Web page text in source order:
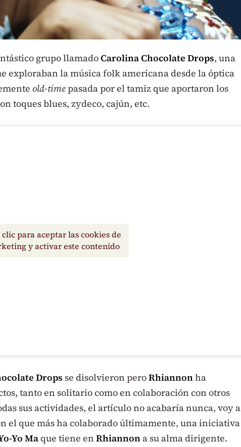
grupo llamadoCarolina Chocolate Drops, una
exploraban la música folk americana desde la óptica
old-timepasada por el tamiz que aportaron los
toques blues, zydeco, cajún, etc.
clic para aceptar las cookies de
y activar este contenido
Drops se disolvieron peroRhiannonha
tanto en solitario como en colaboración con otros
sus actividades, el artículo no acabaría nunca, voy a
el que más ha colaborado últimamente, una iniciativa
Yo Maque tiene en Rhiannona su alma dirigente.